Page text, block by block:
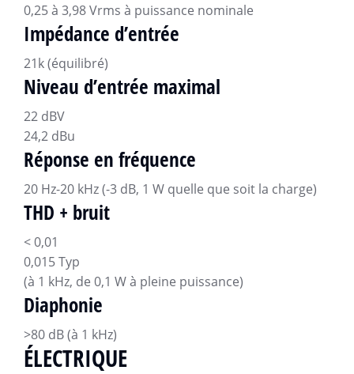
0,25 à 3,98 Vrms à puissance nominale
Impédance d’entrée
21k (équilibré)
Niveau d’entrée maximal
22 dBV
24,2 dBu
Réponse en fréquence
20 Hz-20 kHz (-3 dB, 1 W quelle que soit la charge)
THD + bruit
< 0,01
0,015 Typ
(à 1 kHz, de 0,1 W à pleine puissance)
Diaphonie
>80 dB (à 1 kHz)
ÉLECTRIQUE